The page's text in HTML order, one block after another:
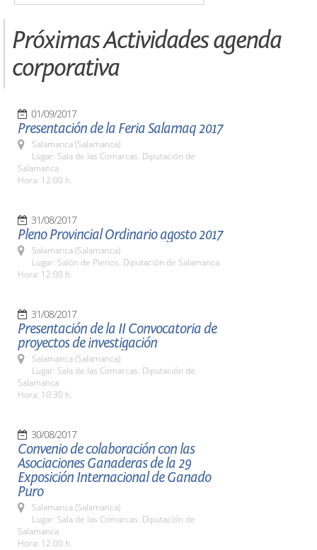
Próximas Actividades agenda
corporativa
01/09/2017
Presentación de la Feria Salamaq 2017
Salamanca (Salamanca)
Lugar: Sala de las Comarcas. Diputación de
Salamanca
Hora: 12:00 h.
31/08/2017
Pleno Provincial Ordinario agosto 2017
Salamanca (Salamanca)
Lugar: Salón de Plenos. Diputación de Salamanca
Hora: 12:00 h.
31/08/2017
Presentación de la II Convocatoria de
proyectos de investigación
Salamanca (Salamanca)
Lugar: Sala de las Comarcas. Diputación de
Salamanca
Hora: 10:30 h.
30/08/2017
Convenio de colaboración con las
Asociaciones Ganaderas de la 29
Exposición Internacional de Ganado
Puro
Salamanca (Salamanca)
Lugar: Sala de las Comarcas. Diputación de
Salamanca
Hora: 12:00 h.